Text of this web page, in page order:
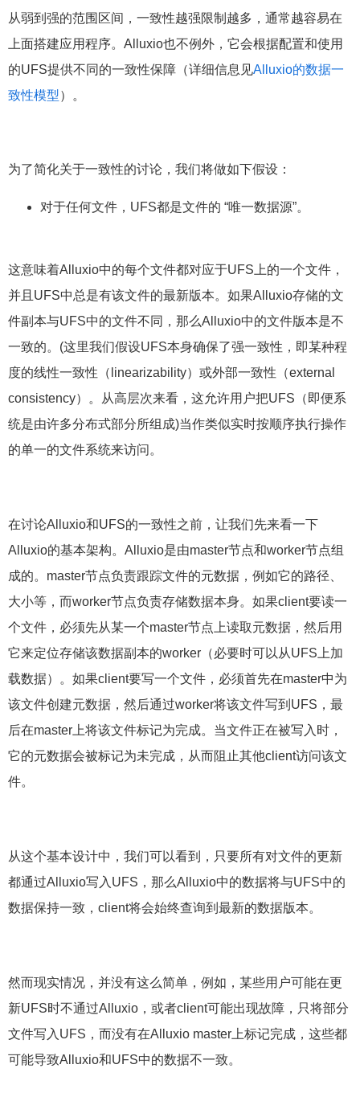
从弱到强的范围区间，一致性越强限制越多，通常越容易在
上面搭建应用程序。Alluxio也不例外，它会根据配置和使用
的UFS提供不同的一致性保障（详细信息见Alluxio的数据一
致性模型）。
为了简化关于一致性的讨论，我们将做如下假设：
对于任何文件，UFS都是文件的 “唯一数据源”。
这意味着Alluxio中的每个文件都对应于UFS上的一个文件，
并且UFS中总是有该文件的最新版本。如果Alluxio存储的文
件副本与UFS中的文件不同，那么Alluxio中的文件版本是不
一致的。(这里我们假设UFS本身确保了强一致性，即某种程
度的线性一致性（linearizability）或外部一致性（external
consistency）。从高层次来看，这允许用户把UFS（即便系
统是由许多分布式部分所组成)当作类似实时按顺序执行操作
的单一的文件系统来访问。
在讨论Alluxio和UFS的一致性之前，让我们先来看一下
Alluxio的基本架构。Alluxio是由master节点和worker节点组
成的。master节点负责跟踪文件的元数据，例如它的路径、
大小等，而worker节点负责存储数据本身。如果client要读一
个文件，必须先从某一个master节点上读取元数据，然后用
它来定位存储该数据副本的worker（必要时可以从UFS上加
载数据）。如果client要写一个文件，必须首先在master中为
该文件创建元数据，然后通过worker将该文件写到UFS，最
后在master上将该文件标记为完成。当文件正在被写入时，
它的元数据会被标记为未完成，从而阻止其他client访问该文
件。
从这个基本设计中，我们可以看到，只要所有对文件的更新
都通过Alluxio写入UFS，那么Alluxio中的数据将与UFS中的
数据保持一致，client将会始终查询到最新的数据版本。
然而现实情况，并没有这么简单，例如，某些用户可能在更
新UFS时不通过Alluxio，或者client可能出现故障，只将部分
文件写入UFS，而没有在Alluxio master上标记完成，这些都
可能导致Alluxio和UFS中的数据不一致。